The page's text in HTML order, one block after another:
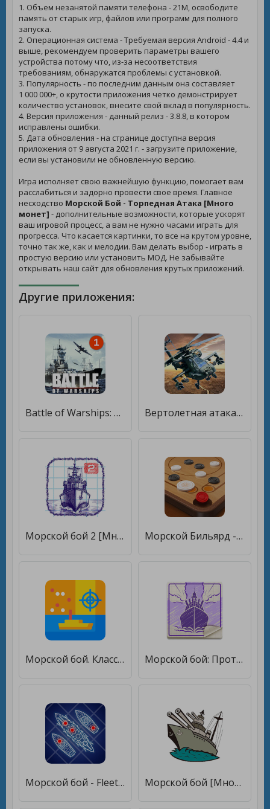
1. Объем незанятой памяти телефона - 21M, освободите
память от старых игр, файлов или программ для полного
запуска.
2. Операционная система - Требуемая версия Android - 4.4 и
выше, рекомендуем проверить параметры вашего
устройства потому что, из-за несоответствия
требованиям, обнаружатся проблемы с установкой.
3. Популярность - по последним данным она составляет
1 000 000+, о крутости приложения четко демонстрирует
количество установок, внесите свой вклад в популярность.
4. Версия приложения - данный релиз - 3.8.8, в котором
исправлены ошибки.
5. Дата обновления - на странице доступна версия
приложения от 9 августа 2021 г. - загрузите приложение,
если вы установили не обновленную версию.
Игра исполняет свою важнейшую функцию, помогает вам
расслабиться и задорно провести свое время. Главное
несходство Морской Бой - Торпедная Атака [Много
монет] - дополнительные возможности, которые ускорят
ваш игровой процесс, а вам не нужно часами играть для
прогресса. Что касается картинки, то все на крутом уровне,
точно так же, как и мелодии. Вам делать выбор - играть в
простую версию или установить МОД. Не забывайте
открывать наш сайт для обновления крутых приложений.
Другие приложения:
Battle of Warships: Морской бой [Бесплатные покупки] Вертолетная атака 3D [Много монет]
Морской бой 2 [Много монет] Морской Бильярд - Carrom Pool: Disc Game [Бесплатные покупки]
Морской бой. Классический. [Много денег] Морской бой: Противостояние [Бесплатные покупки]
Морской бой - Fleet Battle [Мод меню] Морской бой [Много монет]